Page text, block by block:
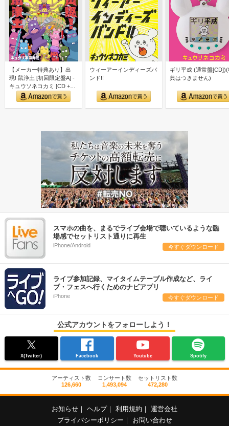
【メーカー特典あり】出
現! 鼠浄土 [初回限定盤A] -
キュウソネコカミ [CD +
Blu-r…
ウィーアーインディーズバ
ンド!!
ギリ平成 (通常盤[CD])(
典はつきません)
スマホの曲を、まるでライブ会場で聴いているような臨
場感でセットリスト通りに再生
iPhone/Android 今すぐダウンロード
ライブ参加記録、マイタイムテーブル作成など、ライ
ブ・フェスへ行くためのナビアプリ
iPhone 今すぐダウンロード
公式アカウントをフォローしよう！
X(Twitter) Facebook Youtube Spotify
アーティスト数
126,660
コンサート数
1,493,094
セットリスト数
472,280
お知らせ ヘルプ 利用規約
運営会社
プライバシーポリシー
お問い合わせ